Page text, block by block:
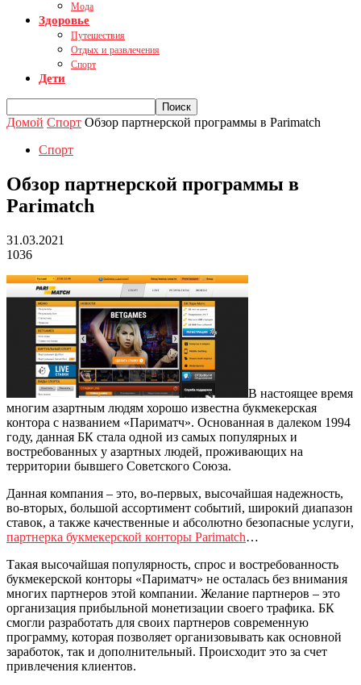
Мода
Здоровье
Путешествия
Отдых и развлечения
Спорт
Дети
Домой Спорт Обзор партнерской программы в Parimatch
Спорт
Обзор партнерской программы в
Parimatch
31.03.2021
1036
В настоящее время
многим азартным людям хорошо известна букмекерская
контора с названием «Париматч». Основанная в далеком 1994
году, данная БК стала одной из самых популярных и
востребованных у азартных людей, проживающих на
территории бывшего Советского Союза.
Данная компания – это, во-первых, высочайшая надежность,
во-вторых, большой ассортимент событий, широкий диапазон
ставок, а также качественные и абсолютно безопасные услуги,
партнерка букмекерской конторы Parimatch…
Такая высочайшая популярность, спрос и востребованность
букмекерской конторы «Париматч» не осталась без внимания
многих партнеров этой компании. Желание партнеров – это
организация прибыльной монетизации своего трафика. БК
смогли разработать для своих партнеров современную
программу, которая позволяет организовывать как основной
заработок, так и дополнительный. Происходит это за счет
привлечения клиентов.